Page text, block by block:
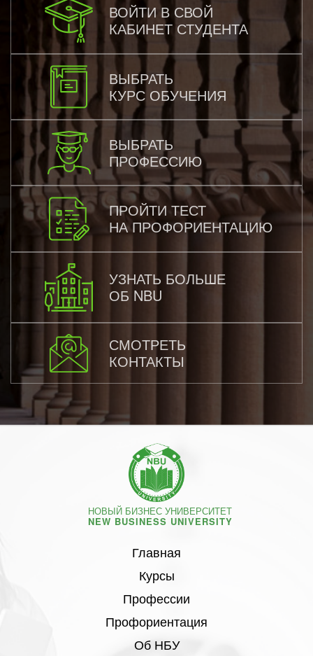
ВОЙТИ В СВОЙ
КАБИНЕТ СТУДЕНТА
ВЫБРАТЬ
КУРС ОБУЧЕНИЯ
ВЫБРАТЬ
ПРОФЕССИЮ
ПРОЙТИ ТЕСТ
НА ПРОФОРИЕНТАЦИЮ
УЗНАТЬ БОЛЬШЕ
ОБ NBU
СМОТРЕТЬ
КОНТАКТЫ
НОВЫЙ БИЗНЕС УНИВЕРСИТЕТ
NEW BUSINESS UNIVERSITY
Главная
Курсы
Профессии
Профориентация
Об НБУ